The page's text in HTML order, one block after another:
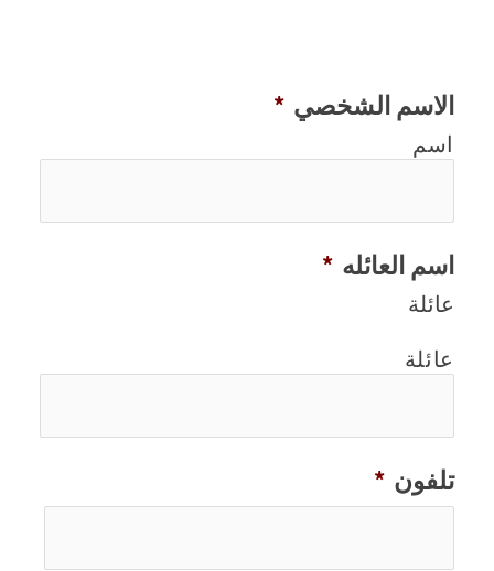
الاسم الشخصي *
اسم
اسم العائله *
عائلة
عائلة
تلفون *